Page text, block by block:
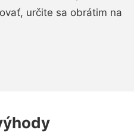
určite sa obrátim na